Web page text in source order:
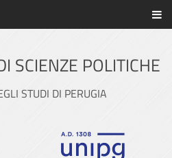
web di Ateneo
SCIENZE POLITICHE
STUDI DI PERUGIA